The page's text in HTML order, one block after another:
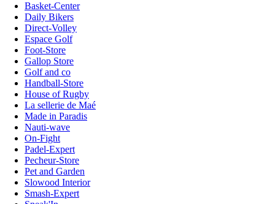
Basket-Center
Daily Bikers
Direct-Volley
Espace Golf
Foot-Store
Gallop Store
Golf and co
Handball-Store
House of Rugby
La sellerie de Maé
Made in Paradis
Nauti-wave
On-Fight
Padel-Expert
Pecheur-Store
Pet and Garden
Slowood Interior
Smash-Expert